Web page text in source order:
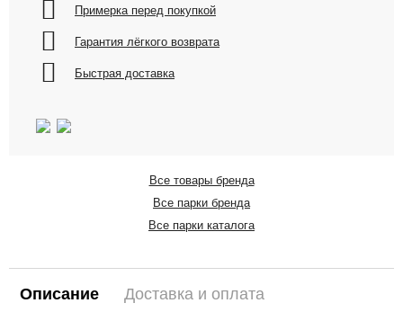
Примерка перед покупкой
Гарантия лёгкого возврата
Быстрая доставка
Все товары бренда
Все парки бренда
Все парки каталога
Описание Доставка и оплата